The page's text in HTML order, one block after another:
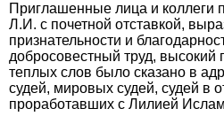
Приглашенные лица и коллеги
Л.И. с почетной отставкой,
признательности и
добросовестный труд,
теплых слов было сказано в
судей, мировых судей, судей в
проработавших с Лилией